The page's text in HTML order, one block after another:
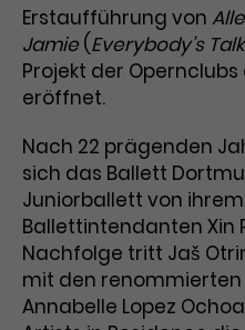
Erstaufführung von
Jamie(Everybody’s
Projekt der
eröffnet.
Nach 22 prägenden
sich das Ballett
Juniorballett von
Ballettintendanten Xin
Nachfolge tritt Jaš
mit den
Annabelle Lopez